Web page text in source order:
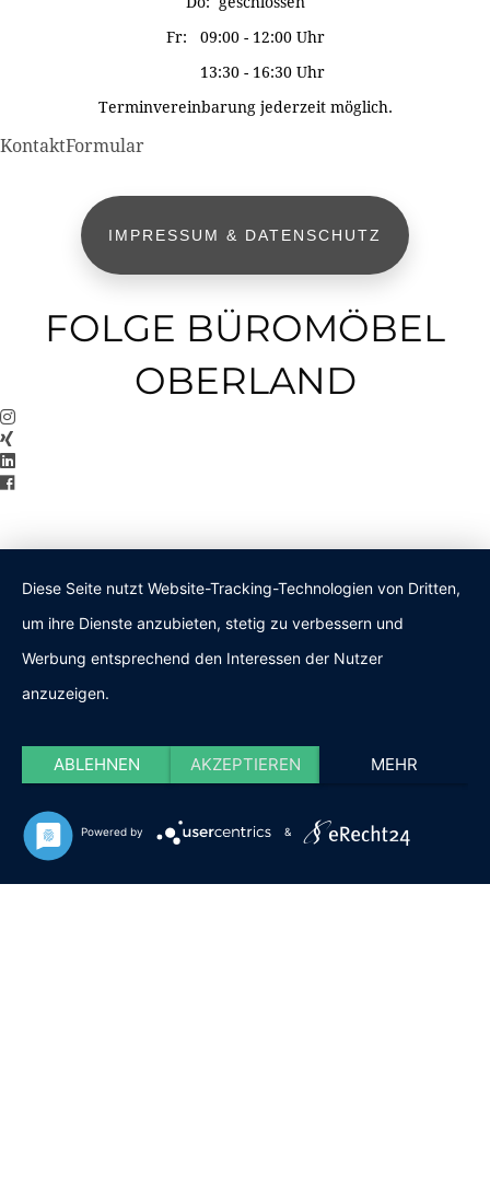
Fr: 09:00 - 12:00 Uhr
13:30 - 16:30 Uhr
Terminvereinbarung jederzeit möglich.
KontaktFormular
IMPRESSUM & DATENSCHUTZ
FOLGE BÜROMÖBEL
OBERLAND
Diese Seite nutzt Website-Tracking-Technologien von Dritten,
um ihre Dienste anzubieten, stetig zu verbessern und
Werbung entsprechend den Interessen der Nutzer
anzuzeigen.
ABLEHNEN AKZEPTIEREN MEHR
Powered by &